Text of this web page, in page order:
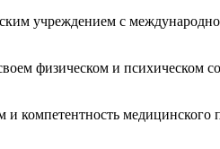
учреждением с
физическом и психическом
компетентность медицинского